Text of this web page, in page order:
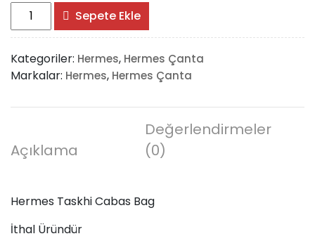
Hermes
Taskhi
Cabas
Bag
adet
Sepete Ekle
Kategoriler: Hermes, Hermes Çanta
Markalar: Hermes, Hermes Çanta
Açıklama
Değerlendirmeler
(0)
Hermes Taskhi Cabas Bag
İthal Üründür